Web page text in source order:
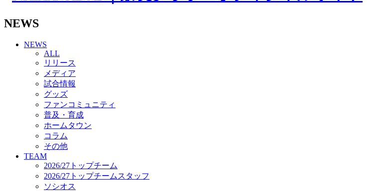
バモス
チアダンススクール
ボランティアチーム「volundeer」
ビクトリーロード
HOMEGAME
観戦ルール＆マナー
ホームゲーム運営管理規定
Jリーグ運営管理規定
写真・動画使用ガイドライン
ロートフィールド奈良
SCHEDULE
2026/27
練習見学時のファンサービスについて
TICKET
奈良クラブ明治安田J3リーグ2026/27シーズン試合観戦チケット
NEWS
NEWS
ALL
リリース
メディア
試合情報
グッズ
ファンコミュニティ
普及・育成
ホームタウン
コラム
その他
TEAM
2026/27トップチーム
2026/27トップチームスタッフ
ソシオス